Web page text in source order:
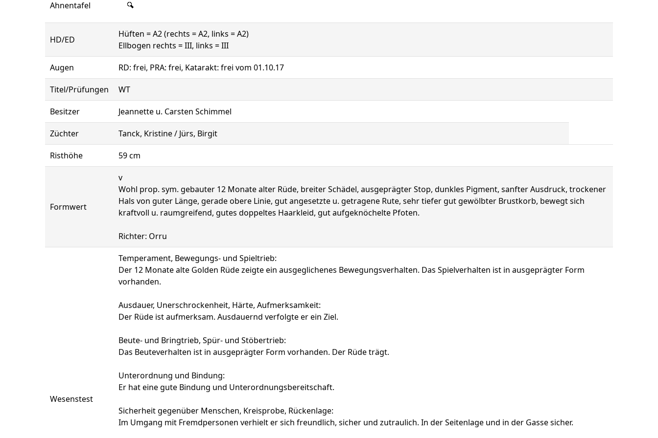
Ahnentafel
HD/ED
Hüften = A2 (rechts = A2, links = A2)
Ellbogen rechts = III, links = III
Augen RD: frei, PRA: frei, Katarakt: frei vom 01.10.17
Titel/Prüfungen WT
Besitzer Jeannette u. Carsten Schimmel
Züchter Tanck, Kristine / Jürs, Birgit
Risthöhe 59 cm
Formwert
v
Wohl prop. sym. gebauter 12 Monate alter Rüde, breiter Schädel, ausgeprägter Stop, dunkles Pigment, sanfter Ausdruck, trockener
Hals von guter Länge, gerade obere Linie, gut angesetzte u. getragene Rute, sehr tiefer gut gewölbter Brustkorb, bewegt sich
kraftvoll u. raumgreifend, gutes doppeltes Haarkleid, gut aufgeknöchelte Pfoten.
Richter: Orru
Wesenstest
Temperament, Bewegungs- und Spieltrieb:
Der 12 Monate alte Golden Rüde zeigte ein ausgeglichenes Bewegungsverhalten. Das Spielverhalten ist in ausgeprägter Form
vorhanden.
Ausdauer, Unerschrockenheit, Härte, Aufmerksamkeit:
Der Rüde ist aufmerksam. Ausdauernd verfolgte er ein Ziel.
Beute- und Bringtrieb, Spür- und Stöbertrieb:
Das Beuteverhalten ist in ausgeprägter Form vorhanden. Der Rüde trägt.
Unterordnung und Bindung:
Er hat eine gute Bindung und Unterordnungsbereitschaft.
Sicherheit gegenüber Menschen, Kreisprobe, Rückenlage:
Im Umgang mit Fremdpersonen verhielt er sich freundlich, sicher und zutraulich. In der Seitenlage und in der Gasse sicher.